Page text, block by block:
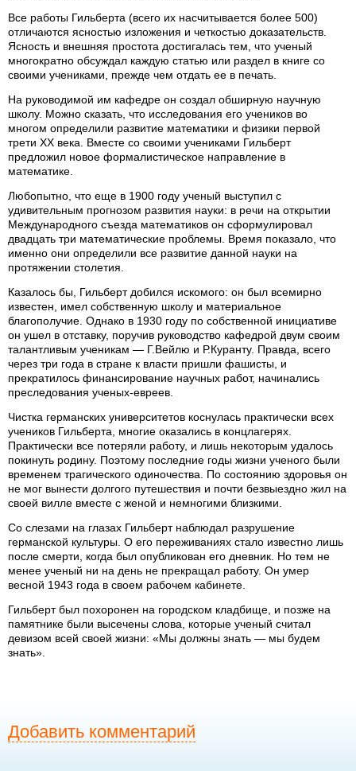
Все работы Гильберта (всего их насчитывается более 500)
отличаются ясностью изложения и четкостью доказательств.
Ясность и внешняя простота достигалась тем, что ученый
многократно обсуждал каждую статью или раздел в книге со
своими учениками, прежде чем отдать ее в печать.
На руководимой им кафедре он создал обширную научную
школу. Можно сказать, что исследования его учеников во
многом определили развитие математики и физики первой
трети XX века. Вместе со своими учениками Гильберт
предложил новое формалистическое направление в
математике.
Любопытно, что еще в 1900 году ученый выступил с
удивительным прогнозом развития науки: в речи на открытии
Международного съезда математиков он сформулировал
двадцать три математические проблемы. Время показало, что
именно они определили все развитие данной науки на
протяжении столетия.
Казалось бы, Гильберт добился искомого: он был всемирно
известен, имел собственную школу и материальное
благополучие. Однако в 1930 году по собственной инициативе
он ушел в отставку, поручив руководство кафедрой двум своим
талантливым ученикам — Г.Вейлю и Р.Куранту. Правда, всего
через три года в стране к власти пришли фашисты, и
прекратилось финансирование научных работ, начинались
преследования ученых-евреев.
Чистка германских университетов коснулась практически всех
учеников Гильберта, многие оказались в концлагерях.
Практически все потеряли работу, и лишь некоторым удалось
покинуть родину. Поэтому последние годы жизни ученого были
временем трагического одиночества. По состоянию здоровья он
не мог вынести долгого путешествия и почти безвыездно жил на
своей вилле вместе с женой и немногими близкими.
Со слезами на глазах Гильберт наблюдал разрушение
германской культуры. О его переживаниях стало известно лишь
после смерти, когда был опубликован его дневник. Но тем не
менее ученый ни на день не прекращал работу. Он умер
весной 1943 года в своем рабочем кабинете.
Гильберт был похоронен на городском кладбище, и позже на
памятнике были высечены слова, которые ученый считал
девизом всей своей жизни: «Мы должны знать — мы будем
знать».
Добавить комментарий